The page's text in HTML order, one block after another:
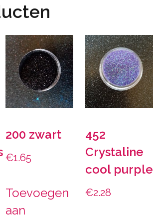
200 zwart
€1.65
Toevoegen
aan
452
Crystaline
cool purple
€2.28